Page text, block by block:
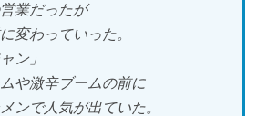
業だったが
変わっていった。
ン」
や激辛ブームの前に
ンで人気が出ていた。